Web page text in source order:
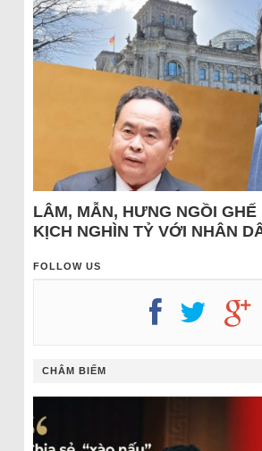
LÂM, MẪN, HƯNG NGỒI GHẾ
KỊCH NGHÌN TỶ VỚI NHÂN
FOLLOW US
CHÂM BIẾM